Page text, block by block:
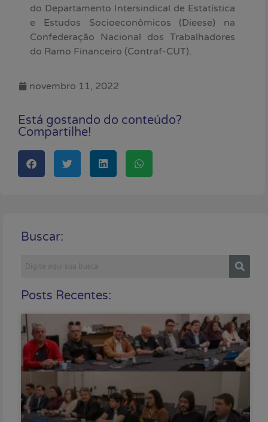
do Departamento Intersindical de Estatística
e Estudos Socioeconômicos (Dieese) na
Confederação Nacional dos Trabalhadores
do Ramo Financeiro (Contraf-CUT).
novembro 11, 2022
Está gostando do conteúdo?
Compartilhe!
Buscar:
Posts Recentes: